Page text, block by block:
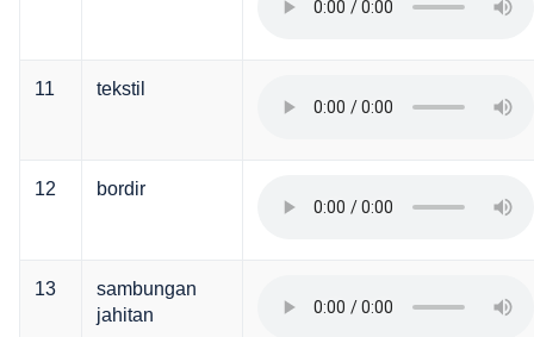
11 tekstil
12 bordir
13
sambungan
jahitan